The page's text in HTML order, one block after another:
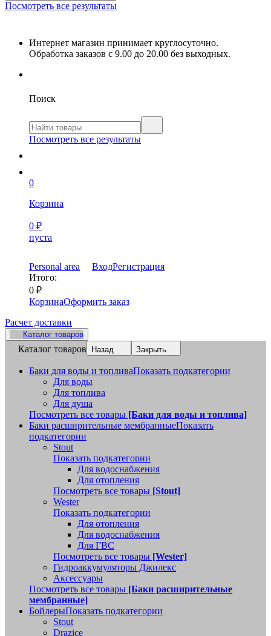
Посмотреть все результаты
Интернет магазин принимает круглосуточно.
Обработка заказов с 9.00 до 20.00 без выходных.
Поиск
Посмотреть все результаты
0
Корзина
0 ₽
пуста
Personal area ВходРегистрация
Итого:
0 ₽
КорзинаОформить заказ
Расчет доставки
Каталог товаров
Каталог товаров Назад Закрыть
Баки для воды и топливаПоказать подкатегории
Для воды
Для топлива
Для душа
Посмотреть все товары [Баки для воды и топлива]
Баки расширительные мембранныеПоказать
подкатегории
Stout
Показать подкатегории
Для водоснабжения
Для отопления
Посмотреть все товары [Stout]
Wester
Показать подкатегории
Для отопления
Для водоснабжения
Для ГВС
Посмотреть все товары [Wester]
Гидроаккумуляторы Джилекс
Аксессуары
Посмотреть все товары [Баки расширительные
мембранные]
БойлерыПоказать подкатегории
Stout
Drazice